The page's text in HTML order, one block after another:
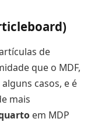
de
que o MDF,
casos, e é
mais
em MDP